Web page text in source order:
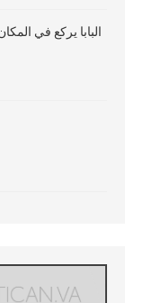
البابا يركع في